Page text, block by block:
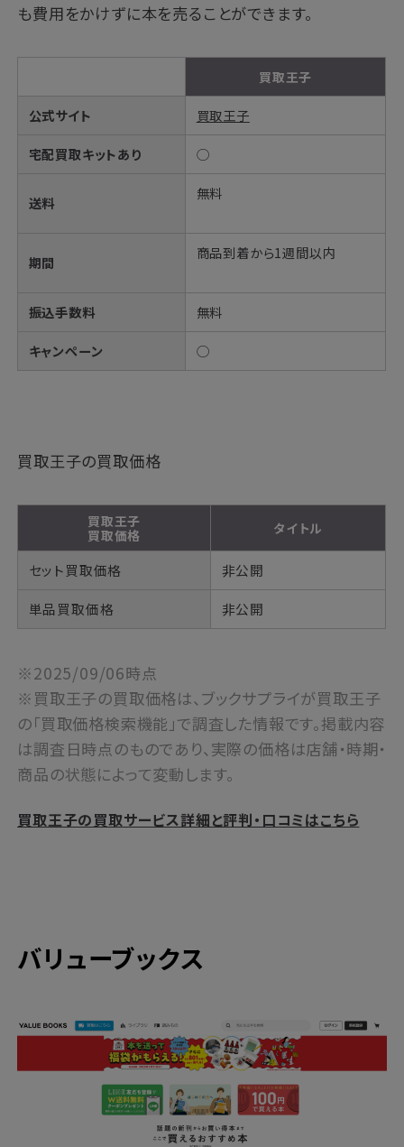
も費用をかけずに本を売ることができます。
買取王子
公式サイト 買取王子
宅配買取キットあり ◯
送料
無料
期間
商品到着から1週間以内
振込手数料 無料
キャンペーン ◯
買取王子の買取価格
買取王子
買取価格
タイトル
セット買取価格 非公開
単品買取価格 非公開
※2025/09/06時点
※買取王子の買取価格は、ブックサプライが買取王子
の「買取価格検索機能」で調査した情報です。掲載内容
は調査日時点のものであり、実際の価格は店舗・時期・
商品の状態によって変動します。
買取王子の買取サービス詳細と評判・口コミはこちら
バリューブックス